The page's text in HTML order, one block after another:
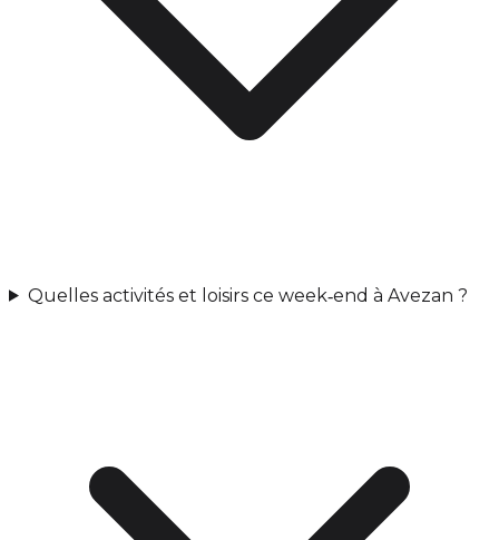
Quelles activités et loisirs ce week‑end à Avezan ?